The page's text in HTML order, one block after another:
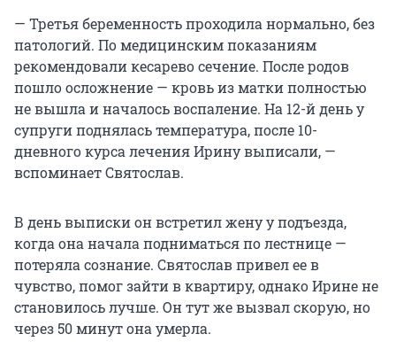
— Третья беременность проходила нормально, без
патологий. По медицинским показаниям
рекомендовали кесарево сечение. После родов
пошло осложнение — кровь из матки полностью
не вышла и началось воспаление. На 12-й день у
супруги поднялась температура, после 10-
дневного курса лечения Ирину выписали, —
вспоминает Святослав.
В день выписки он встретил жену у подъезда,
когда она начала подниматься по лестнице —
потеряла сознание. Святослав привел ее в
чувство, помог зайти в квартиру, однако Ирине не
становилось лучше. Он тут же вызвал скорую, но
через 50 минут она умерла.